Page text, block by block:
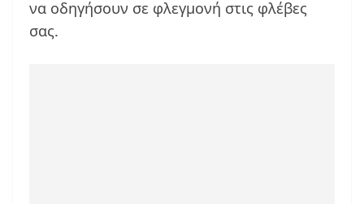
να οδηγήσουν σε φλεγμονή στις φλέβες
σας.